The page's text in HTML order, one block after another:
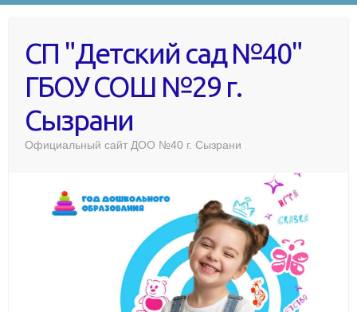
СП "Детский сад №40"
ГБОУ СОШ №29 г.
Сызрани
Официальный сайт ДОО №40 г. Сызрани